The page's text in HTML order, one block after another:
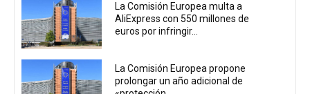
La Comisión Europea multa a
AliExpress con 550 millones de
euros por infringir...
La Comisión Europea propone
prolongar un año adicional de